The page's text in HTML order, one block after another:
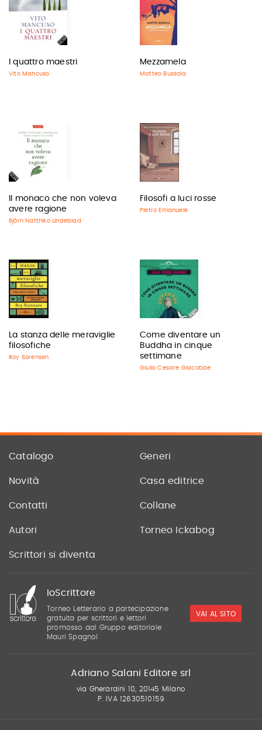
I quattro maestri
Vito Mancuso
Mezzamela
Matteo Bussola
Il monaco che non voleva
avere ragione
Björn Natthiko Lindeblad
Filosofi a luci rosse
Pietro Emanuele
La stanza delle meraviglie
filosofiche
Roy Sorensen
Come diventare un
Buddha in cinque
settimane
Giulio Cesare Giacobbe
Catalogo Generi
Novità Casa editrice
Contatti Collane
Autori Torneo Ickabog
Scrittori si diventa
IoScrittore
Torneo Letterario a partecipazione
gratuita per scrittori e lettori
promosso dal Gruppo editoriale
Mauri Spagnol
VAI AL SITO
Adriano Salani Editore srl
via Gherardini 10, 20145 Milano
P. IVA 12630510159